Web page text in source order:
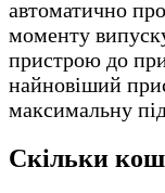
автоматично
моменту
пристрою до
найновіший
максимальну
Скільки